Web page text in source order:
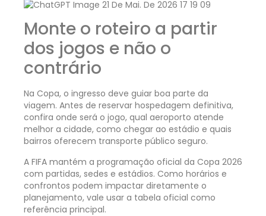
Monte o roteiro a partir
dos jogos e não o
contrário
Na Copa, o ingresso deve guiar boa parte da
viagem. Antes de reservar hospedagem definitiva,
confira onde será o jogo, qual aeroporto atende
melhor a cidade, como chegar ao estádio e quais
bairros oferecem transporte público seguro.
A FIFA mantém a programação oficial da Copa 2026
com partidas, sedes e estádios. Como horários e
confrontos podem impactar diretamente o
planejamento, vale usar a tabela oficial como
referência principal.